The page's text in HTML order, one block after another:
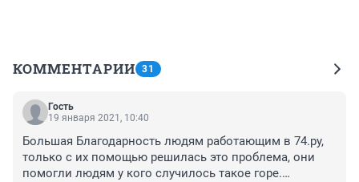
КОММЕНТАРИИ 31
Гость
19 января 2021, 10:40
Большая Благодарность людям работающим в 74.ру,
только с их помощью решилась это проблема, они
помогли людям у кого случилось такое горе.